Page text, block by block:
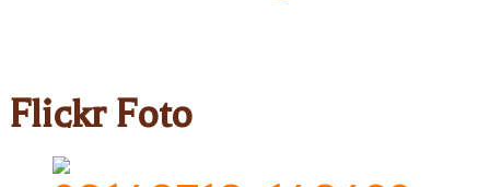
Flickr Foto